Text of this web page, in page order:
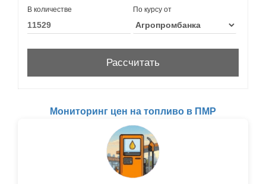
В количестве По курсу от
Мониторинг цен на топливо в ПМР